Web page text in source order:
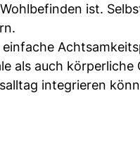
ist.
einfache
als auch
integrieren